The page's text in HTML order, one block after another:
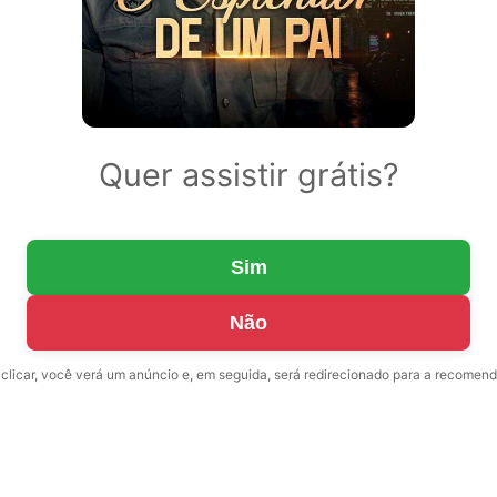
Quer assistir grátis?
Sim
Não
você verá um anúncio e, em seguida, será redirecionado para a